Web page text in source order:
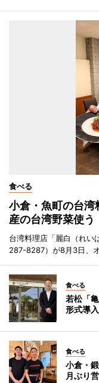
食べる
小倉・魚町の台
産の台湾野菜使う
台湾料理店「麗白（れい
287-8287）が8月3日、
食べる
若松「
形式導入
食べる
小倉・
月ぶり